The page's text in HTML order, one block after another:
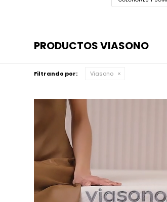
PRODUCTOS VIASONO
Filtrando por: Viasono